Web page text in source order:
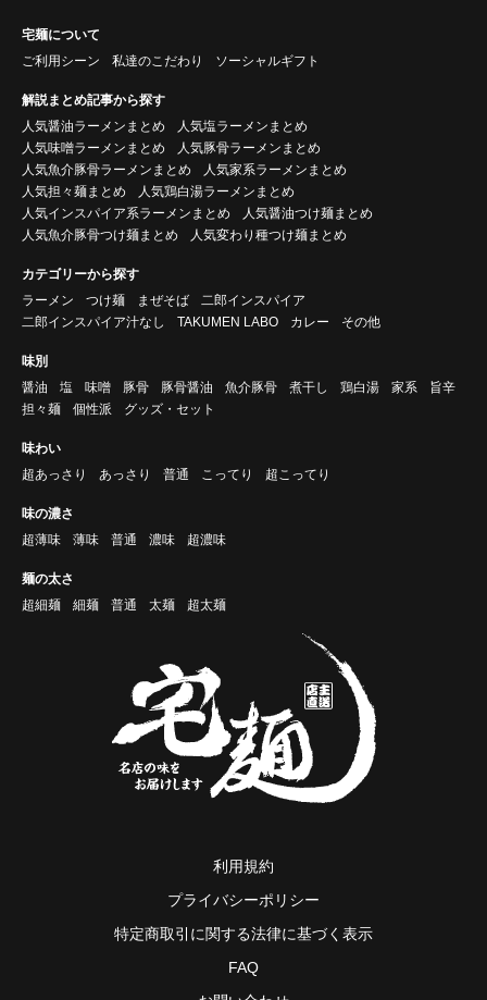
宅麺について
ご利用シーン
私達のこだわり ソーシャルギフト
解説まとめ記事から探す
人気醤油ラーメンまとめ
人気塩ラーメンまとめ
人気味噌ラーメンまとめ
人気豚骨ラーメンまとめ
人気魚介豚骨ラーメンまとめ
人気家系ラーメンまとめ
人気担々麺まとめ
人気鶏白湯ラーメンまとめ
人気インスパイア系ラーメンまとめ
人気醤油つけ麺まとめ
人気魚介豚骨つけ麺まとめ
人気変わり種つけ麺まとめ
カテゴリーから探す
ラーメン
つけ麺 まぜそば
二郎インスパイア
二郎インスパイア汁なし
TAKUMEN LABO カレー その他
味別
醤油
塩 味噌 豚骨 豚骨醤油 魚介豚骨 煮干し 鶏白湯 家系
旨辛
担々麺
個性派 グッズ・セット
味わい
超あっさり
あっさり 普通 こってり 超こってり
味の濃さ
超薄味
薄味 普通 濃味 超濃味
麺の太さ
超細麺
細麺 普通 太麺 超太麺
利用規約
プライバシーポリシー
特定商取引に関する法律に基づく表示
FAQ